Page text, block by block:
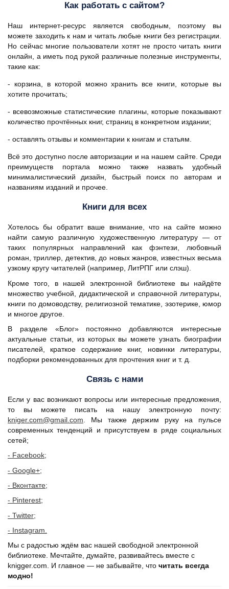
Как работать с сайтом?
Наш интернет-ресурс является свободным, поэтому вы
можете заходить к нам и читать любые книги без регистрации.
Но сейчас многие пользователи хотят не просто читать книги
онлайн, а иметь под рукой различные полезные инструменты,
такие как:
- корзина, в которой можно хранить все книги, которые вы
хотите прочитать;
- всевозможные статистические плагины, которые показывают
количество прочтённых книг, страниц в конкретном издании;
- оставлять отзывы и комментарии к книгам и статьям.
Всё это доступно после авторизации и на нашем сайте. Среди
преимуществ портала можно также назвать удобный
минималистический дизайн, быстрый поиск по авторам и
названиям изданий и прочее.
Книги для всех
Хотелось бы обратит ваше внимание, что на сайте можно
найти самую различную художественную литературу — от
таких популярных направлений как фэнтези, любовный
роман, триллер, детектив, до новых жанров, известных весьма
узкому кругу читателей (например, ЛитРПГ или слэш).
Кроме того, в нашей электронной библиотеке вы найдёте
множество учебной, дидактической и справочной литературы,
книги по домоводству, религиозной тематике, эзотерике, юмор
и многое другое.
В разделе «Блог» постоянно добавляются интересные
актуальные статьи, из которых вы можете узнать биографии
писателей, краткое содержание книг, новинки литературы,
подборки рекомендованных для прочтения книг и т. д.
Связь с нами
Если у вас возникают вопросы или интересные предложения,
то вы можете писать на нашу электронную почту:
kniger.com@gmail.com . Мы также держим руку на пульсе
современных тенденций и присутствуем в ряде социальных
сетей;
- Facebook;
- Google+;
- Вконтакте;
- Pinterest;
- Twitter;
- Instagram.
Мы с радостью ждём вас нашей свободной электронной
библиотеке. Мечтайте, думайте, развивайтесь вместе с
knigger.com. И главное — не забывайте, что читать всегда
модно!